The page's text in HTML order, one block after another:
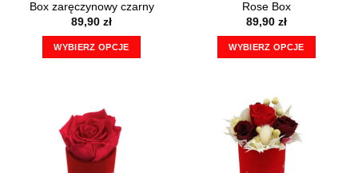
Box zaręczynowy czarny
89,90 zł
WYBIERZ OPCJE
wiele
wariantów.
Opcje
można
Rose Box
89,90 zł
WYBIERZ OPCJE
ma
wiele
wariantów.
Opcje
można